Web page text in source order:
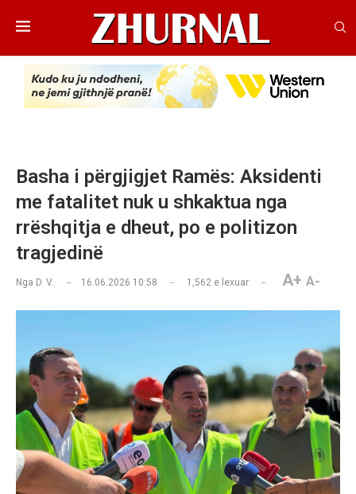
Basha i përgjigjet Ramës: Aksidenti
me fatalitet nuk u shkaktua nga
rrëshqitja e dheut, po e politizon
tragjedinë
Nga D. V. 16.06.2026 10:58 1,562 e lexuar A+ A-